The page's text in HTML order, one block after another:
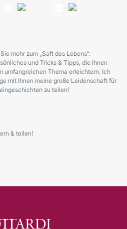
mehr zum „Saft des Lebens“:
und Tricks & Tipps, die Ihnen
umfangreichen Thema erleichtern. Ich
mit Ihnen meine große Leidenschaft für
zu teilen!
& teilen!